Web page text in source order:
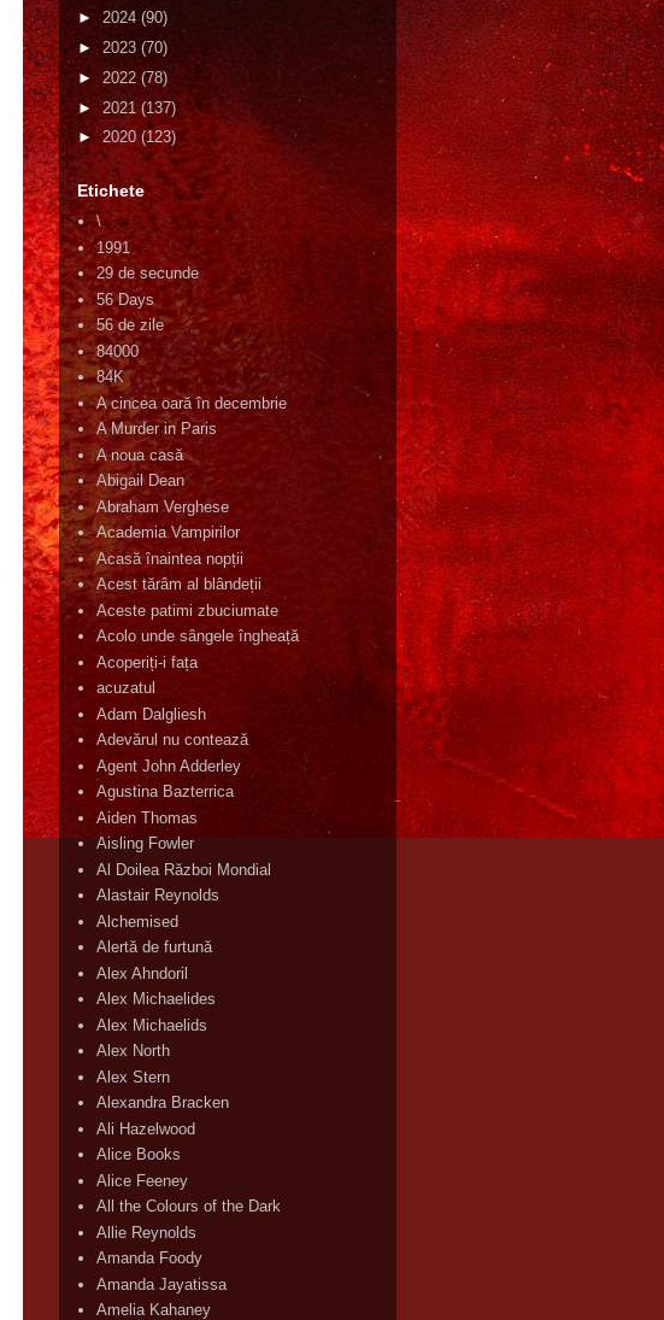
► 2024 (90)
► 2023 (70)
► 2022 (78)
► 2021(137)
► 2020(123)
Etichete
\
1991
29 de secunde
56 Days
56 de zile
84000
84K
A cincea oară în decembrie
A Murder in Paris
A noua casă
Abigail Dean
Abraham Verghese
Academia Vampirilor
Acasă înaintea nopții
Acest tărâm al blândeții
Aceste patimi zbuciumate
Acolo unde sângele îngheață
Acoperiți-i fața
acuzatul
Adam Dalgliesh
Adevărul nu contează
Agent John Adderley
Agustina Bazterrica
Aiden Thomas
Aisling Fowler
Al Doilea Război Mondial
Alastair Reynolds
Alchemised
Alertă de furtună
Alex Ahndoril
Alex Michaelides
Alex Michaelids
Alex North
Alex Stern
Alexandra Bracken
Ali Hazelwood
Alice Books
Alice Feeney
All the Colours of the Dark
Allie Reynolds
Amanda Foody
Amanda Jayatissa
Amelia Kahaney